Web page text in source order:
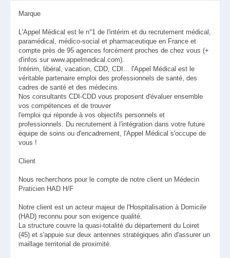
Marque
L'Appel Médical est le n°1 de l'intérim et du recrutement médical,
paramédical, médico-social et pharmaceutique en France et
compte près de 95 agences forcément proches de chez vous (+
d'infos sur www.appelmedical.com).
Intérim, libéral, vacation, CDD, CDI... l'Appel Médical est le
véritable partenaire emploi des professionnels de santé, des
cadres de santé et des médecins.
Nos consultants CDI-CDD vous proposent d'évaluer ensemble
vos compétences et de trouver
l'emploi qui réponde à vos objectifs personnels et
professionnels. Du recrutement à l'intégration dans votre future
équipe de soins ou d'encadrement, l'Appel Médical s'occupe de
vous !
Client
Nous recherchons pour le compte de notre client un Médecin
Praticien HAD H/F
Notre client est un acteur majeur de l'Hospitalisation à Domicile
(HAD) reconnu pour son exigence qualité.
La structure couvre la quasi-totalité du département du Loiret
(45) et s'appuie sur deux antennes stratégiques afin d'assurer un
maillage territorial de proximité.